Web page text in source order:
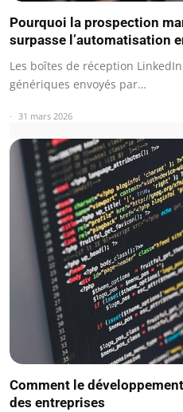
Pourquoi la prospection
surpasse l’automatisation
Les boîtes de réception
génériques envoyés par…
31 mars 2026
Comment le
des entreprises